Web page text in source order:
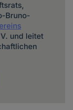
Bruno-
und leitet